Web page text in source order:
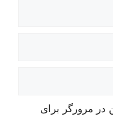
در مرورگر برای